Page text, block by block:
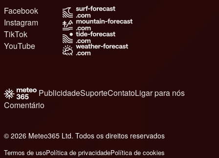
Facebook
Instagram
TikTok
YouTube
PublicidadeSuporteContatoLigar para nós
Comentário
© 2026 Meteo365 Ltd. Todos os direitos reservados
Termos de usoPolítica de privacidadePolítica de cookies